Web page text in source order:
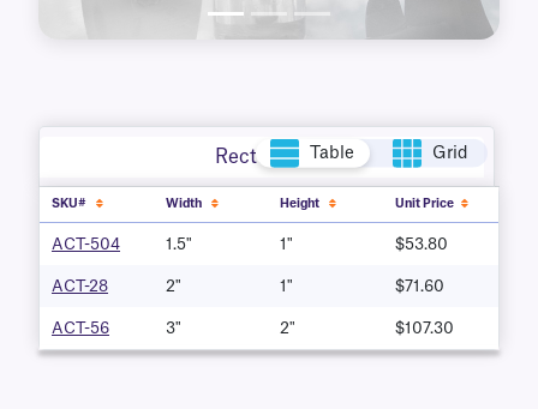
Rectangle Table Grid
SKU# Width Height Unit Price
ACT-504 1.5" 1" $53.80
ACT-28 2" 1" $71.60
ACT-56 3" 2" $107.30